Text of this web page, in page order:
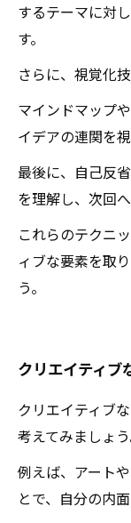
するテーマに対
す。
さらに、視覚化
マインドマップ
イデアの連関を
最後に、自己反
を理解し、次回
これらのテクニ
ィブな要素を取
う。
クリエイティブ
クリエイティブ
考えてみましょう
例えば、アート
とで、自分の内